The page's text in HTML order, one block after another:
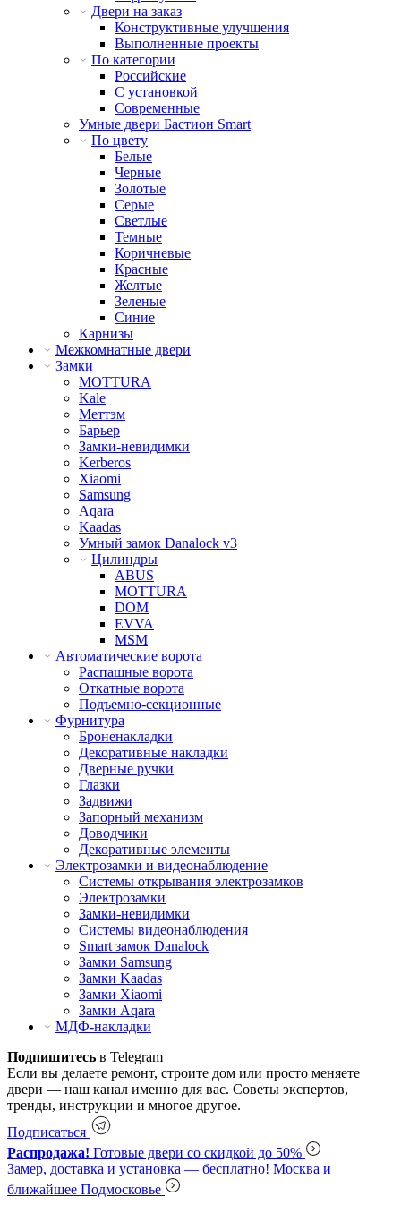
Двери на заказ
Конструктивные улучшения
Выполненные проекты
По категории
Российские
С установкой
Современные
Умные двери Бастион Smart
По цвету
Белые
Черные
Золотые
Серые
Светлые
Темные
Коричневые
Красные
Желтые
Зеленые
Синие
Карнизы
Межкомнатные двери
Замки
MOTTURA
Kale
Меттэм
Барьер
Замки-невидимки
Kerberos
Xiaomi
Samsung
Aqara
Kaadas
Умный замок Danalock v3
Цилиндры
ABUS
MOTTURA
DOM
EVVA
MSM
Автоматические ворота
Распашные ворота
Откатные ворота
Подъемно-секционные
Фурнитура
Броненакладки
Декоративные накладки
Дверные ручки
Глазки
Задвижи
Запорный механизм
Доводчики
Декоративные элементы
Электрозамки и видеонаблюдение
Системы открывания электрозамков
Электрозамки
Замки-невидимки
Системы видеонаблюдения
Smart замок Danalock
Замки Samsung
Замки Kaadas
Замки Xiaomi
Замки Aqara
МДФ-накладки
Подпишитесь в Telegram
Если вы делаете ремонт, строите дом или просто меняете
двери — наш канал именно для вас. Советы экспертов,
тренды, инструкции и многое другое.
Подписаться
Распродажа! Готовые двери со скидкой до 50%
Замер, доставка и установка — бесплатно! Москва и
ближайшее Подмосковье